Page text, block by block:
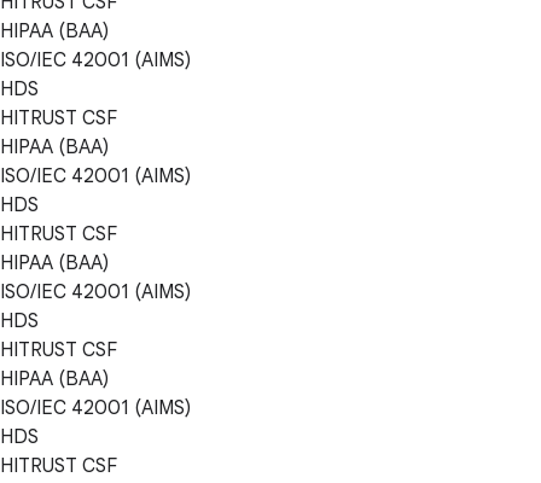
HIPAA (BAA)
ISO/IEC 42001 (AIMS)
HDS
HITRUST CSF
HIPAA (BAA)
ISO/IEC 42001 (AIMS)
HDS
HITRUST CSF
HIPAA (BAA)
ISO/IEC 42001 (AIMS)
HDS
HITRUST CSF
HIPAA (BAA)
ISO/IEC 42001 (AIMS)
HDS
HITRUST CSF